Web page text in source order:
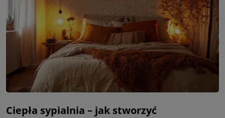
Ciepła sypialnia – jak stworzyć